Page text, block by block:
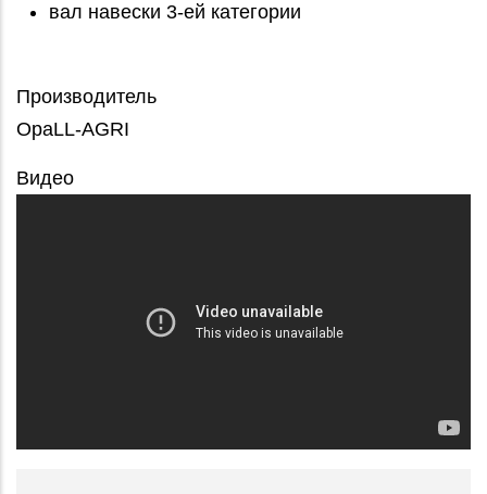
вал навески 3-ей категории
Производитель
OpaLL-AGRI
Видео